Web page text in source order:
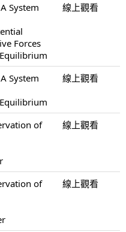
System
Forces
線上觀看
System
線上觀看
of
線上觀看
of
線上觀看